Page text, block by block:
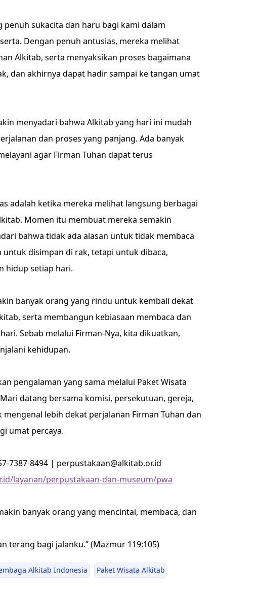
sukacita dan haru bagi kami dalam
Dengan penuh antusias, mereka melihat
Alkitab, serta menyaksikan proses bagaimana
dan akhirnya dapat hadir sampai ke tangan umat
menyadari bahwa Alkitab yang hari ini mudah
dan proses yang panjang. Ada banyak
agar Firman Tuhan dapat terus
adalah ketika mereka melihat langsung berbagai
Momen itu membuat mereka semakin
bahwa tidak ada alasan untuk tidak membaca
untuk disimpan di rak, tetapi untuk dibaca,
hidup setiap hari.
banyak orang yang rindu untuk kembali dekat
serta membangun kebiasaan membaca dan
Sebab melalui Firman-Nya, kita dikuatkan,
kehidupan.
pengalaman yang sama melalui Paket Wisata
datang bersama komisi, persekutuan, gereja,
lebih dekat perjalanan Firman Tuhan dan
umat percaya.
7387-8494 | perpustakaan@alkitab.or.id
layanan/perpustakaan-dan-museum/pwa
banyak orang yang mencintai, membaca, dan
terang bagi jalanku.” (Mazmur 119:105)
Alkitab Indonesia Paket Wisata Alkitab